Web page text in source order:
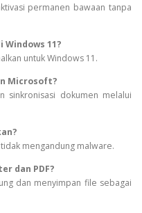
permanen bawaan tanpa
11?
untuk Windows 11.
Microsoft?
sinkronisasi dokumen melalui
mengandung malware.
dan PDF?
dan menyimpan file sebagai